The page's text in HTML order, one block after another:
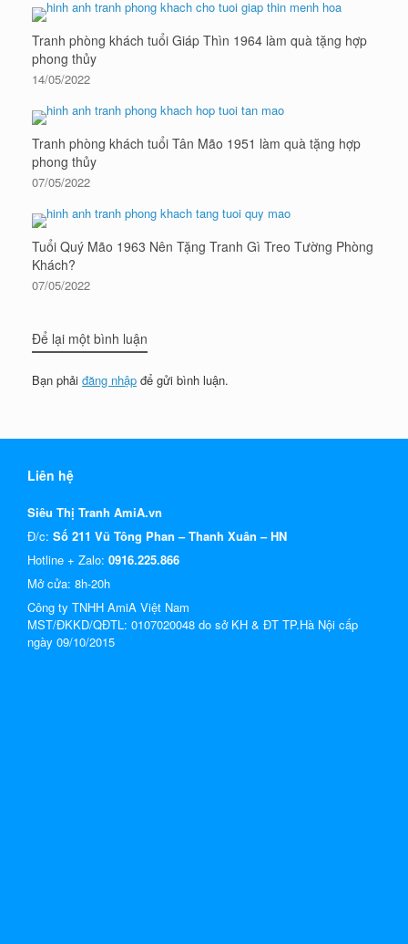
Tranh phòng khách tuổi Giáp Thìn 1964 làm quà tặng hợp
phong thủy
14/05/2022
Tranh phòng khách tuổi Tân Mão 1951 làm quà tặng hợp
phong thủy
07/05/2022
Tuổi Quý Mão 1963 Nên Tặng Tranh Gì Treo Tường Phòng
Khách?
07/05/2022
Để lại một bình luận
Bạn phải đăng nhập để gửi bình luận.
Liên hệ
Siêu Thị Tranh AmiA.vn
Đ/c: Số 211 Vũ Tông Phan – Thanh Xuân – HN
Hotline + Zalo: 0916.225.866
Mở cửa: 8h-20h
Công ty TNHH AmiA Việt Nam
MST/ĐKKD/QĐTL: 0107020048 do sở KH & ĐT TP.Hà Nội cấp
ngày 09/10/2015